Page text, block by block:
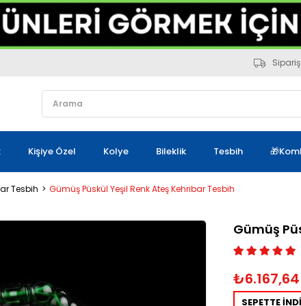
Kişiye Özel Kolye Bileklik Tesbih
Tesbih Gümüş Püskül Yeşil Renk Ateş Kehribar Tesbih
Gümüş
₺6.167,64
SEPETTE